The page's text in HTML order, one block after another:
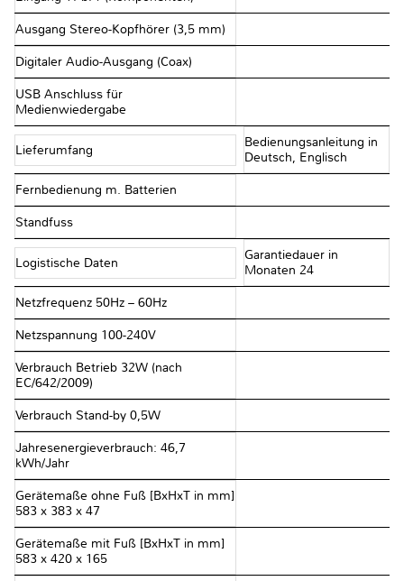
Ausgang Stereo-Kopfhörer (3,5 mm)
Digitaler Audio-Ausgang (Coax)
USB Anschluss für
Medienwiedergabe
Lieferumfang
Bedienungsanleitung in
Deutsch, Englisch
Fernbedienung m. Batterien
Standfuss
Logistische Daten
Garantiedauer in
Monaten 24
Netzfrequenz 50Hz – 60Hz
Netzspannung 100-240V
Verbrauch Betrieb 32W (nach
EC/642/2009)
Verbrauch Stand-by 0,5W
Jahresenergieverbrauch: 46,7
kWh/Jahr
Gerätemaße ohne Fuß [BxHxT in mm]
583 x 383 x 47
Gerätemaße mit Fuß [BxHxT in mm]
583 x 420 x 165